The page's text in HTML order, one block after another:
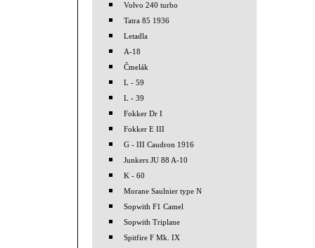
Volvo 240 turbo
Tatra 85 1936
Letadla
A-18
Čmelák
L - 59
L - 39
Fokker Dr I
Fokker E III
G - III Caudron 1916
Junkers JU 88 A-10
K - 60
Morane Saulnier type N
Sopwith F1 Camel
Sopwith Triplane
Spitfire F Mk. IX